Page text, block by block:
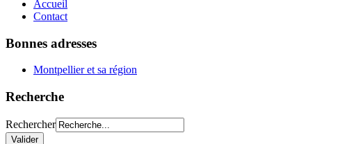
Accueil
Contact
Bonnes adresses
Montpellier et sa région
Recherche
Rechercher